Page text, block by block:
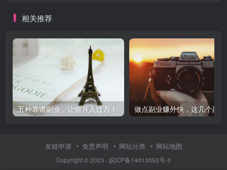
相关推荐
五种靠谱副业，让你月入过万！
友链申请 免责声明 网站分类 网站地图
Copyright © 2023 · 皖ICP备14013052号-3